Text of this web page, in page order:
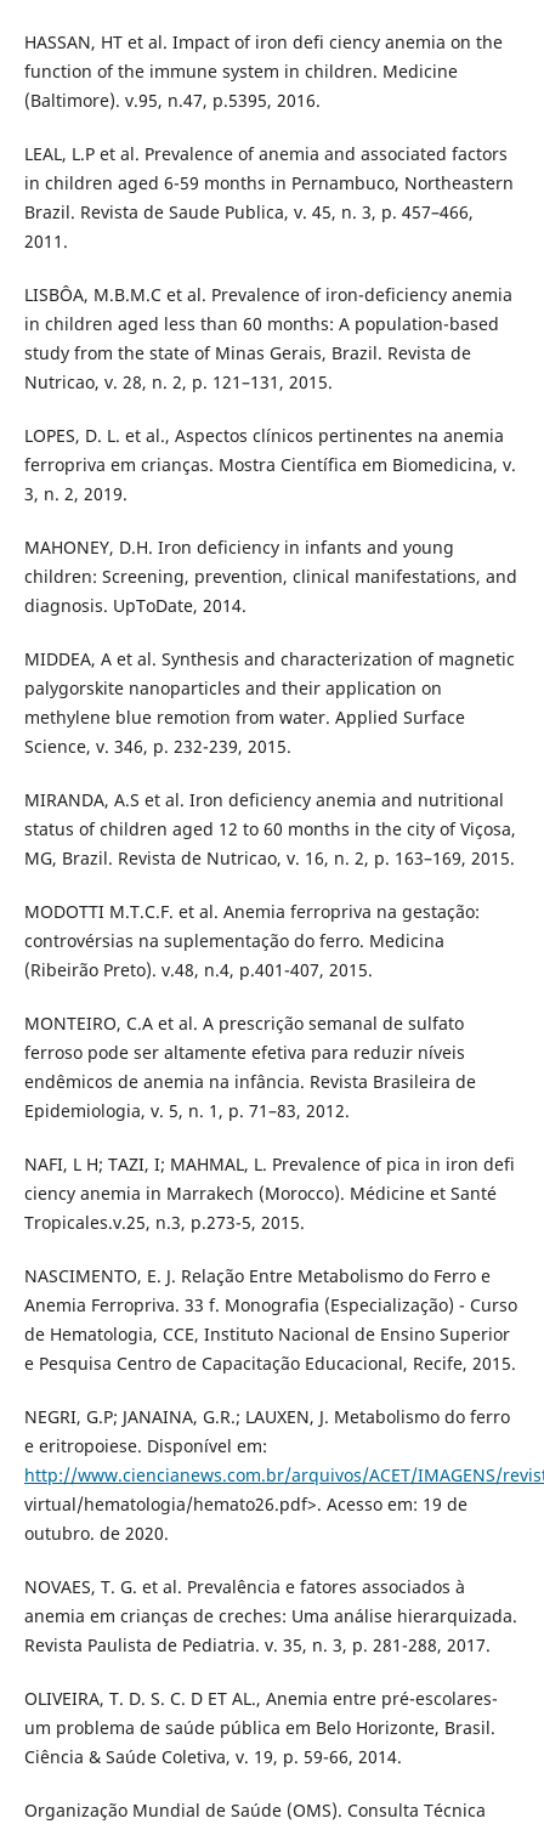
HASSAN, HT et al. Impact of iron defi ciency anemia on the
function of the immune system in children. Medicine
(Baltimore). v.95, n.47, p.5395, 2016.
LEAL, L.P et al. Prevalence of anemia and associated factors
in children aged 6-59 months in Pernambuco, Northeastern
Brazil. Revista de Saude Publica, v. 45, n. 3, p. 457–466,
2011.
LISBÔA, M.B.M.C et al. Prevalence of iron-deficiency anemia
in children aged less than 60 months: A population-based
study from the state of Minas Gerais, Brazil. Revista de
Nutricao, v. 28, n. 2, p. 121–131, 2015.
LOPES, D. L. et al., Aspectos clínicos pertinentes na anemia
ferropriva em crianças. Mostra Científica em Biomedicina, v.
3, n. 2, 2019.
MAHONEY, D.H. Iron deficiency in infants and young
children: Screening, prevention, clinical manifestations, and
diagnosis. UpToDate, 2014.
MIDDEA, A et al. Synthesis and characterization of magnetic
palygorskite nanoparticles and their application on
methylene blue remotion from water. Applied Surface
Science, v. 346, p. 232-239, 2015.
MIRANDA, A.S et al. Iron deficiency anemia and nutritional
status of children aged 12 to 60 months in the city of Viçosa,
MG, Brazil. Revista de Nutricao, v. 16, n. 2, p. 163–169, 2015.
MODOTTI M.T.C.F. et al. Anemia ferropriva na gestação:
controvérsias na suplementação do ferro. Medicina
(Ribeirão Preto). v.48, n.4, p.401-407, 2015.
MONTEIRO, C.A et al. A prescrição semanal de sulfato
ferroso pode ser altamente efetiva para reduzir níveis
endêmicos de anemia na infância. Revista Brasileira de
Epidemiologia, v. 5, n. 1, p. 71–83, 2012.
NAFI, L H; TAZI, I; MAHMAL, L. Prevalence of pica in iron defi
ciency anemia in Marrakech (Morocco). Médicine et Santé
Tropicales.v.25, n.3, p.273-5, 2015.
NASCIMENTO, E. J. Relação Entre Metabolismo do Ferro e
Anemia Ferropriva. 33 f. Monografia (Especialização) - Curso
de Hematologia, CCE, Instituto Nacional de Ensino Superior
e Pesquisa Centro de Capacitação Educacional, Recife, 2015.
NEGRI, G.P; JANAINA, G.R.; LAUXEN, J. Metabolismo do ferro
e eritropoiese. Disponível em:
http://www.ciencianews.com.br/arquivos/ACET/IMAGENS/
virtual/hematologia/hemato26.pdf>. Acesso em: 19 de
outubro. de 2020.
NOVAES, T. G. et al. Prevalência e fatores associados à
anemia em crianças de creches: Uma análise hierarquizada.
Revista Paulista de Pediatria. v. 35, n. 3, p. 281-288, 2017.
OLIVEIRA, T. D. S. C. D ET AL., Anemia entre pré-escolares-
um problema de saúde pública em Belo Horizonte, Brasil.
Ciência & Saúde Coletiva, v. 19, p. 59-66, 2014.
Organização Mundial de Saúde (OMS). Consulta Técnica